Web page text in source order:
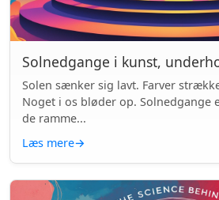
Solnedgange i kunst,
Solen sænker sig lavt. Farver
Noget i os bløder op. Solnedgange
de ramme...
Læs mere→